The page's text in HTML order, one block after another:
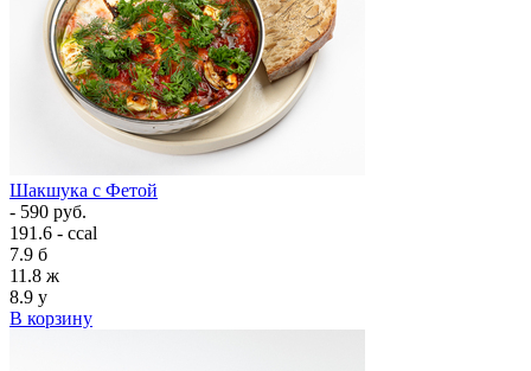
Шакшука с Фетой
- 590 руб.
191.6 - ccal
7.9 б
11.8 ж
8.9 у
В корзину